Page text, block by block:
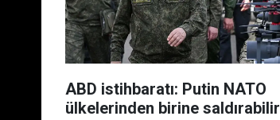
ABD istihbaratı: Putin NATO
ülkelerinden birine saldırabilir